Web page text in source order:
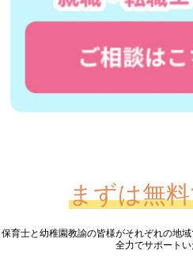
まずは無
保育士と幼稚園教諭の皆様がそれぞれの地
全力でサポートい